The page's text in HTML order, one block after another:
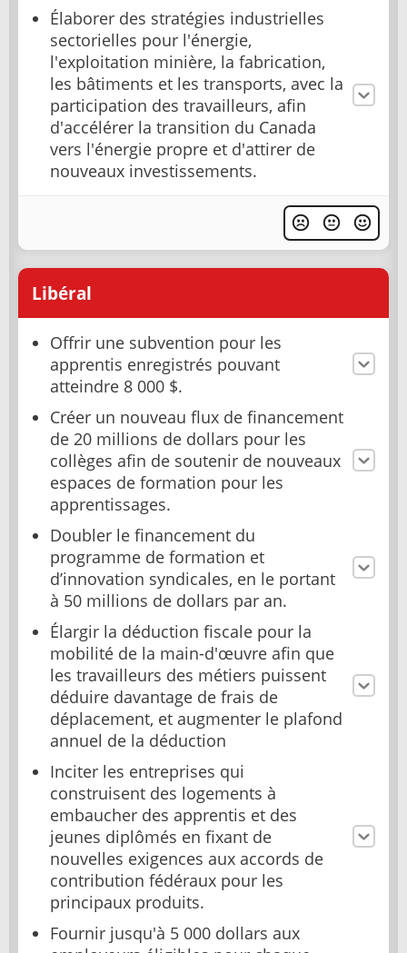
Élaborer des stratégies industrielles
sectorielles pour l'énergie,
l'exploitation minière, la fabrication,
les bâtiments et les transports, avec la
participation des travailleurs, afin
d'accélérer la transition du Canada
vers l'énergie propre et d'attirer de
nouveaux investissements.
Libéral
Offrir une subvention pour les
apprentis enregistrés pouvant
atteindre 8 000 $.
Créer un nouveau flux de financement
de 20 millions de dollars pour les
collèges afin de soutenir de nouveaux
espaces de formation pour les
apprentissages.
Doubler le financement du
programme de formation et
d’innovation syndicales, en le portant
à 50 millions de dollars par an.
Élargir la déduction fiscale pour la
mobilité de la main-d'œuvre afin que
les travailleurs des métiers puissent
déduire davantage de frais de
déplacement, et augmenter le plafond
annuel de la déduction
Inciter les entreprises qui
construisent des logements à
embaucher des apprentis et des
jeunes diplômés en fixant de
nouvelles exigences aux accords de
contribution fédéraux pour les
principaux produits.
Fournir jusqu'à 5 000 dollars aux